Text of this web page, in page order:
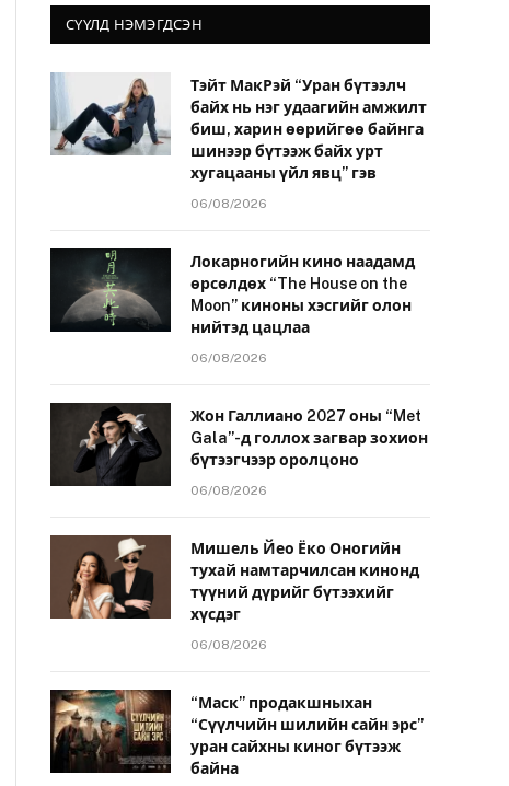
СҮҮЛД НЭМЭГДСЭН
Тэйт МакРэй “Уран бүтээлч
байх нь нэг удаагийн амжилт
биш, харин өөрийгөө байнга
шинээр бүтээж байх урт
хугацааны үйл явц” гэв
06/08/2026
Локарногийн кино наадамд
өрсөлдөх “The House on the
Moon” киноны хэсгийг олон
нийтэд цацлаа
06/08/2026
Жон Галлиано 2027 оны “Met
Gala”-д голлох загвар зохион
бүтээгчээр оролцоно
06/08/2026
Мишель Йео Ёко Оногийн
тухай намтарчилсан кинонд
түүний дүрийг бүтээхийг
хүсдэг
06/08/2026
“Маск” продакшныхан
“Сүүлчийн шилийн сайн эрс”
уран сайхны киног бүтээж
байна